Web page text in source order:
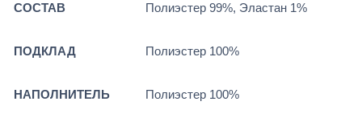
СОСТАВ Полиэстер 99%, Эластан 1%
ПОДКЛАД Полиэстер 100%
НАПОЛНИТЕЛЬ Полиэстер 100%